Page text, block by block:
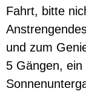
Fahrt, bitte
und zum
5 Gängen,